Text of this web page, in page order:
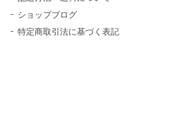
ショップブログ
特定商取引法に基づく表記